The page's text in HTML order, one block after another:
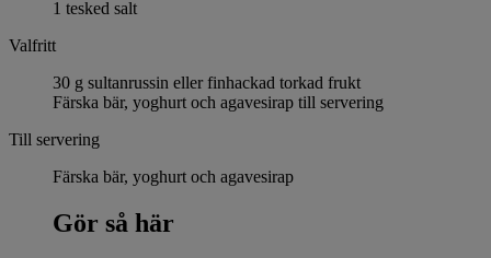
1 tesked salt
Valfritt
30 g sultanrussin eller finhackad torkad frukt
Färska bär, yoghurt och agavesirap till servering
Till servering
Färska bär, yoghurt och agavesirap
Gör så här